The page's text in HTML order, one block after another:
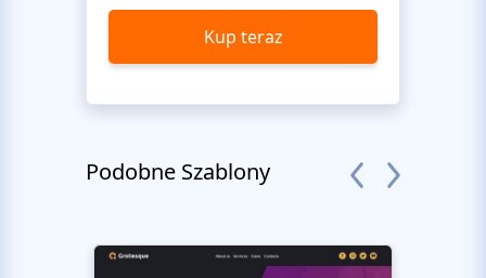
Kup teraz
Podobne Szablony